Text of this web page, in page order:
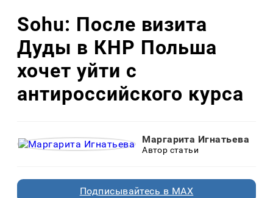
Sohu: После визита
Дуды в КНР Польша
хочет уйти с
антироссийского курса
Маргарита Игнатьева
Автор статьи
Подписывайтесь в MAX